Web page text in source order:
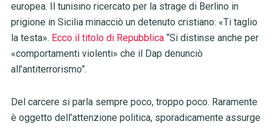
europea. Il tunisino ricercato per la strage di Berlino in
prigione in Sicilia minacciò un detenuto cristiano: «Ti taglio
la testa». Ecco il titolo di Repubblica“Si distinse anche per
«comportamenti violenti» che il Dap denunciò
all’antiterrorismo”.
Del carcere si parla sempre poco, troppo poco. Raramente
è oggetto dell’attenzione politica, sporadicamente assurge